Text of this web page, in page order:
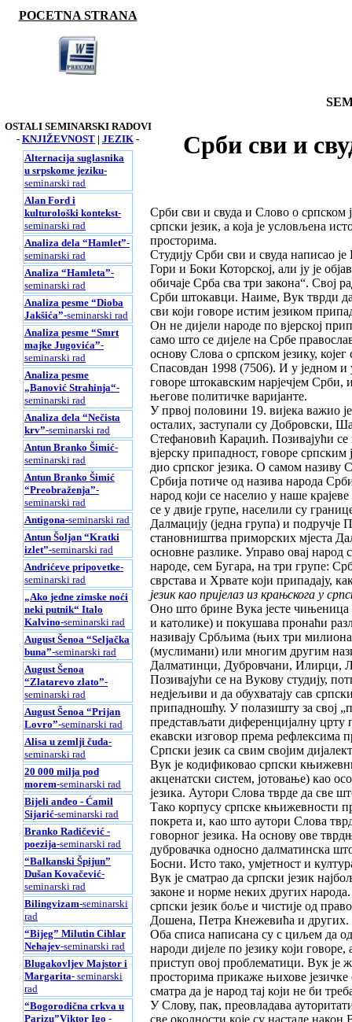
POCETNA STRANA
OSTALI SEMINARSKI RADOVI
- KNJIŽEVNOST | JEZIK -
Alternacija suglasnika
u srpskome jeziku-
seminarski rad
Alan Ford i
kulturološki kontekst-
seminarski rad
Analiza dela “Hamlet”-
seminarski rad
Analiza “Hamleta”-
seminarski rad
Analiza pesme “Dioba
Jakšića”-seminarski rad
Analiza pesme “Smrt
majke Jugovića”-
seminarski rad
Analiza pesme
„Banović Strahinja“-
seminarski rad
Analiza dela “Nečista
krv”-seminarski rad
Antun Branko Šimić-
seminarski rad
Antun Branko Šimić
“Preobraženja”-
seminarski rad
Antigona-seminarski rad
Antun Šoljan “Kratki
izlet”-seminarski rad
Andrićeve pripovetke-
seminarski rad
„Ako jedne zimske noći
neki putnik“ Italo
Kalvino-seminarski rad
August Šenoa “Seljačka
buna”-seminarski rad
August Šenoa
“Zlatarevo zlato”-
seminarski rad
August Šenoa “Prijan
Lovro”-seminarski rad
Alisa u zemlji čuda-
seminarski rad
20 000 milja pod
morem-seminarski rad
Bijeli anđeo - Ćamil
Sijarić-seminarski rad
Branko Radičević -
poezija-seminarski rad
“Balkanski Špijun”
Dušan Kovačević-
seminarski rad
Bilingvizam-seminarski
rad
“Bijeg” Milutin Cihlar
Nehajev-seminarski rad
Blugakovljev Majstor i
Margarita- seminarski
rad
“Bogorodična crkva u
Parizu”Viktor Igo -
Срби сви и
Срби сви и свуда и Слово о српском
српски језик, а која је условљена
просторима.
Студију Срби сви и свуда написао
Гори и Боки Которској, али ју је
обичаје Срба сва три закона“. Свој
Срби штокавци. Наиме, Вук тврди да
сви који говоре истим језиком
Он не дијели народе по вјерској
само што се дијеле на Србе
основу Слова о српском језику,
Спасовдан 1998 (7506). И у једном и
говоре штокавским нарјечјем Срби,
његове политичке варијанте.
У првој половини 19. вијека важио
осталих, заступали су Добровски,
Стефановић Караџић. Позивајући
вјерску припадност, говоре српским
дио српског језика. О самом називу
Србија потиче од назива народа
народ који се населио у наше
се у двије групе, населили су
Далмацију (једна група) и подручје
становништва приморских мјеста
основне разлике. Управо овај народ
народе, сем Бугара, на три групе:
сврстава и Хрвате који припадају,
језик као пријелаз из крањскога у
Оно што брине Вукa јесте чињеница
и католике) и покушава пронаћи
називају Србљима (њих три
(муслимани) или многим другим
Далматинци, Дубровчани, Илирци,
Позивајући се на Вукову студију,
недјељиви и да обухватају сав
припадношћу. У полазишту за свој
представљати диференцијалну црту
екавски изговор према рефлексима
Српски језик са свим својим
Вук је кодификовао српски
акценатски систем, јотовање) као
језика. Аутори Слова тврде да све
Тако корпусу српске књижевности
покрета и, као што аутори Слова
говорног језика. На основу ове
дубровачка односно далматинска
Босни. Исто тако, умјетност и
Вук је сматрао да српски језик
законе и норме неких других
српски језик боље и чистије од
Дошена, Петра Кнежевића и других.
Оба списа написана су с циљем да
народи дијеле по језику који
приступ овој проблематици. Вук је
просторима прикаже њихове
сматра да је народ тај који не би
У Слову, пак, преовладава